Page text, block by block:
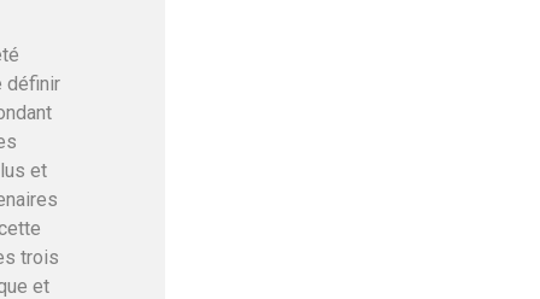
définir
et
trois
et